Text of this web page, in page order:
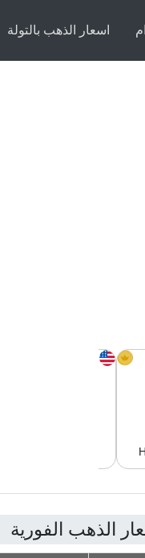
اسعار الذهب بالتولة
الذهب الفورية